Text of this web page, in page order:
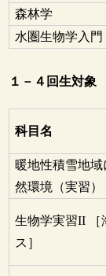
森林学
水圏生物学入門
１－４回生対象
科目名
暖地性積雪地
然環境（実習）
生物学実習II ［
ス］